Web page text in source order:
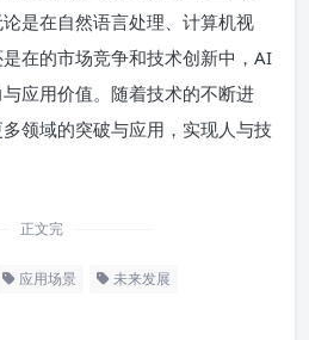
是在自然语言处理、计算机视
在的市场竞争和技术创新中，AI
应用价值。随着技术的不断进
领域的突破与应用，实现人与技
正文完
应用场景 未来发展